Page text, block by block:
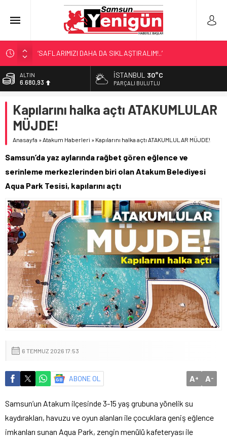
‘SAFLARIMIZI DAHA DA SIKLAŞTIRALIM!..’
SAMSUN’DA ‘DOSTLUK’ GÖSTERİSİ!
BİR SAMSUN KLASİĞİ!
LÖSEV’İN KAHRAMANLARI!
ALTIN
6.680,93
13.795,57
DOLAR
47,7189
55,2097
İSTANBUL 30°C
PARÇALI BULUTLU
Kapılarını halka açtı ATAKUMLULAR
MÜJDE!
Anasayfa »Atakum Haberleri » Kapılarını halka açtı ATAKUMLULAR MÜJDE!
Samsun’da yaz aylarında rağbet gören eğlence ve
serinleme merkezlerinden biri olan Atakum Belediyesi
Aqua Park Tesisi, kapılarını açtı
6 TEMMUZ 2026 17:53
ABONE OL A+ A-
Samsun’un Atakum ilçesinde 3-15 yaş grubuna yönelik su
kaydırakları, havuzu ve oyun alanları ile çocuklara geniş eğlence
imkanları sunan Aqua Park, zengin menülü kafeteryası ile